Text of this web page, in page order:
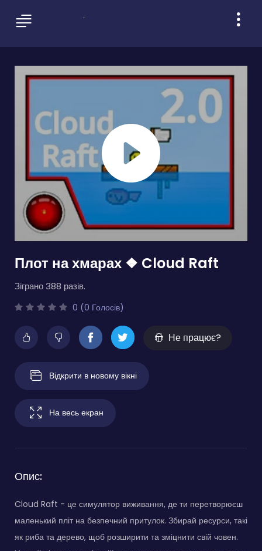
Плот на хмарах ❖ Cloud Raft
Зіграно 388 разів.
0 (0 Голосів)
Не працює?
Відкрити в новому вікні
На весь екран
Опис:
Cloud Raft - це симулятор виживання, де ти перетворюєш
маленький пліт на безпечний притулок. Збирай ресурси, такі
як риба та дерево, щоб розширити та зміцнити свій човен.